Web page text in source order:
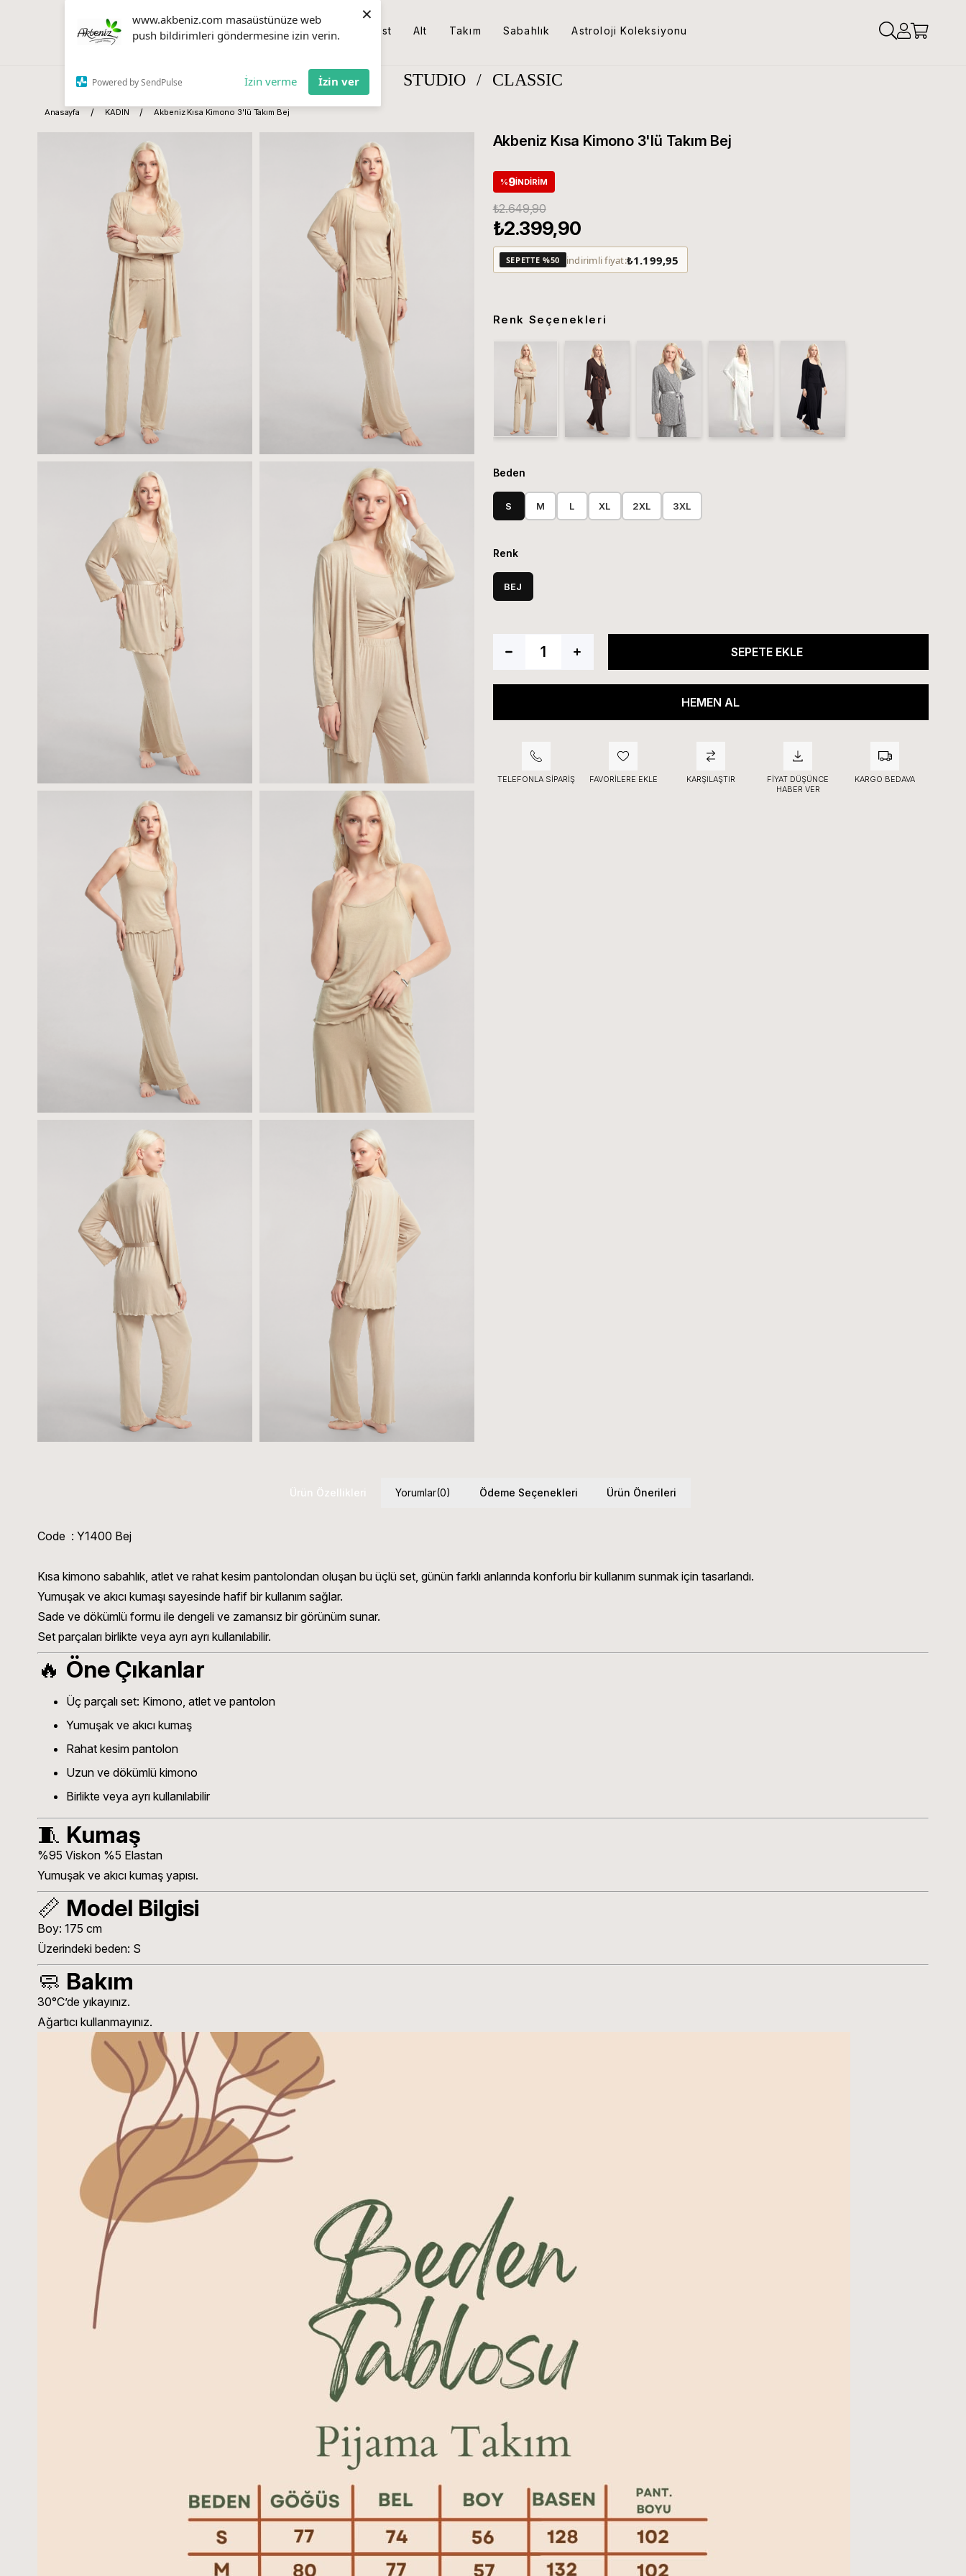
www.akbeniz.com masaüstünüze web
push bildirimleri göndermesine izin verin.
Powered by SendPulse İzin verme İzin ver
×
Üst Alt Takım Sabahlık Astroloji Koleksiyonu
STUDIO / CLASSIC
Anasayfa KADIN Akbeniz Kısa Kimono 3'lü Takım Bej
Akbeniz Kısa Kimono 3'lü Takım Bej
%9İNDIRIM
₺2.649,90
₺2.399,90
SEPETTE %50 indirimli fiyat:₺1.199,95
Renk Seçenekleri
Beden
S M L XL 2XL 3XL
Renk
BEJ
TELEFONLA SIPARIŞ FAVORILERE EKLE KARŞILAŞTIR
FIYAT DÜŞÜNCE
HABER VER
KARGO BEDAVA
Ürün Özellikleri Yorumlar(0) Ödeme Seçenekleri Ürün Önerileri
Code : Y1400 Bej
Kısa kimono sabahlık, atlet ve rahat kesim pantolondan oluşan bu üçlü set, günün farklı anlarında konforlu bir kullanım sunmak için tasarlandı.
Yumuşak ve akıcı kumaşı sayesinde hafif bir kullanım sağlar.
Sade ve dökümlü formu ile dengeli ve zamansız bir görünüm sunar.
Set parçaları birlikte veya ayrı ayrı kullanılabilir.
🔥 Öne Çıkanlar
Üç parçalı set: Kimono, atlet ve pantolon
Yumuşak ve akıcı kumaş
Rahat kesim pantolon
Uzun ve dökümlü kimono
Birlikte veya ayrı kullanılabilir
🧵 Kumaş
%95 Viskon %5 Elastan
Yumuşak ve akıcı kumaş yapısı.
📏 Model Bilgisi
Boy: 175 cm
Üzerindeki beden: S
🧼 Bakım
30°C’de yıkayınız.
Ağartıcı kullanmayınız.